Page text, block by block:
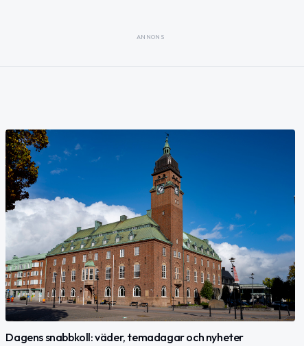
ANNONS
Dagens snabbkoll: väder, temadagar och nyheter